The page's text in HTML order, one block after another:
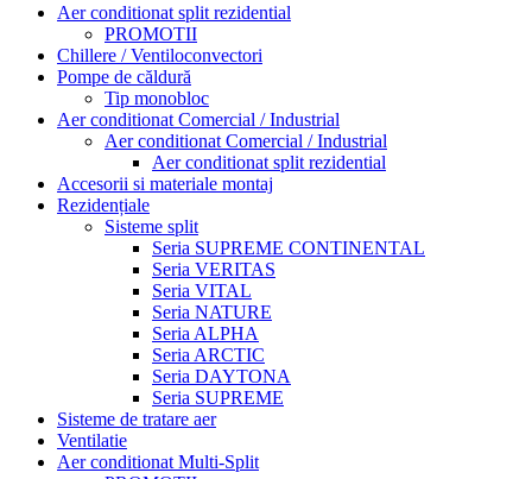
Aer conditionat split rezidential
PROMOTII
Chillere / Ventiloconvectori
Pompe de căldură
Tip monobloc
Aer conditionat Comercial / Industrial
Aer conditionat Comercial / Industrial
Aer conditionat split rezidential
Accesorii si materiale montaj
Rezidențiale
Sisteme split
Seria SUPREME CONTINENTAL
Seria VERITAS
Seria VITAL
Seria NATURE
Seria ALPHA
Seria ARCTIC
Seria DAYTONA
Seria SUPREME
Sisteme de tratare aer
Ventilatie
Aer conditionat Multi-Split